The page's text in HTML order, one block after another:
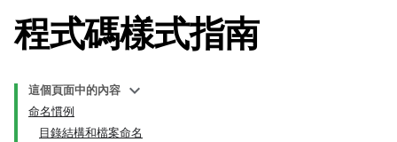
程式碼樣式指南
這個頁面中的內容
命名慣例
目錄結構和檔案命名